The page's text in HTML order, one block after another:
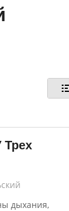
Трех
дыхания,